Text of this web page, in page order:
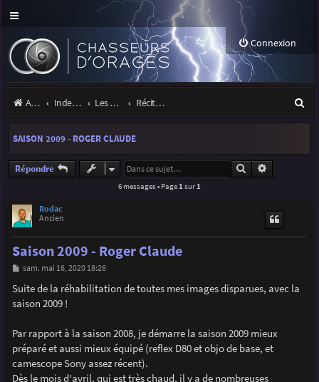
Connexion
Accueil Index du forum Les orages Récits et photos d'orages
e
SAISON 2009 - ROGER CLAUDE
Répondre Rechercher
6 messages • Page 1 sur 1
Rodac
Ancien
Saison 2009 - Roger Claude
M
s
s
a
sam. mai 16, 2020 18:26
Suite de la réhabilitation de toutes mes images disparues, avec la
saison 2009 !
Par rapport à la saison 2008, je démarre la saison 2009 mieux
préparé et aussi mieux équipé (reflex D80 et objo de base, et
camescope Sony assez récent).
Dès le mois d'avril, qui est très chaud, il y a de nombreuses